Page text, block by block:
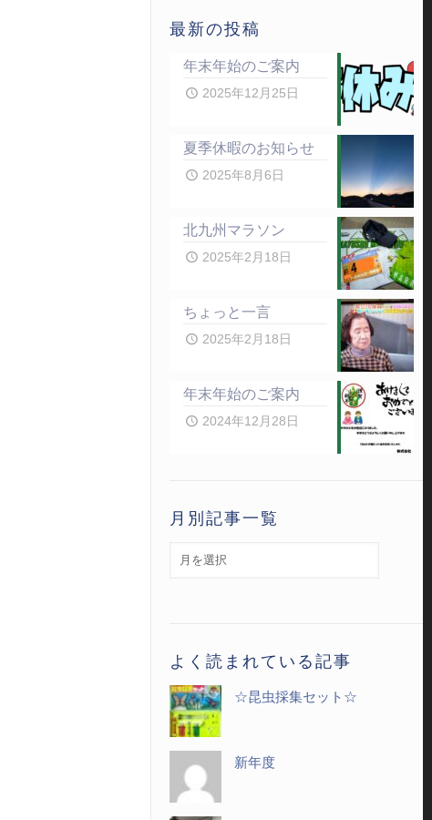
最新の投稿
年末年始のご案内
2025年12月25日
夏季休暇のお知らせ
2025年8月6日
北九州マラソン
2025年2月18日
ちょっと一言
2025年2月18日
年末年始のご案内
2024年12月28日
月別記事一覧
覧
よく読まれている記事
☆昆虫採集セット☆
新年度